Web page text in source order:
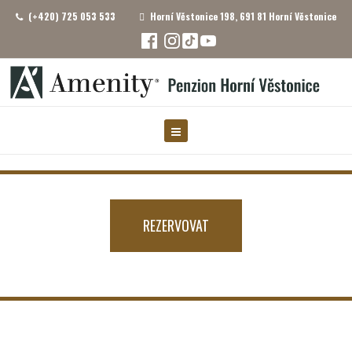
(+420) 725 053 533 Horní Věstonice 198, 691 81 Horní Věstonice
REZERVOVAT